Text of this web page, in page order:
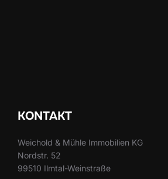
KONTAKT
Weichold & Mühle Immobilien KG
Nordstr. 52
99510 Ilmtal-Weinstraße